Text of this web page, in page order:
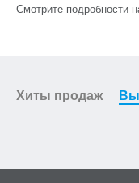
Смотрите подробности
Хиты продаж